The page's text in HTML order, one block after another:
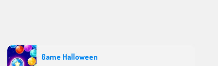
Game Halloween